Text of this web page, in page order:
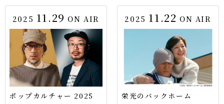
2025 11.29 ON AIR
ポップカルチャー 2025
2025 11.22 ON AIR
栄光のバックホーム